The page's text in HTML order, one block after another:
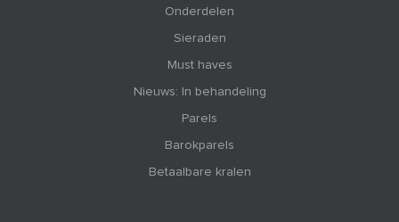
Onderdelen
Sieraden
Must haves
Nieuws: In behandeling
Parels
Barokparels
Betaalbare kralen